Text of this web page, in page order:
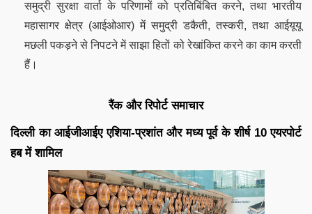
समुद्री सुरक्षा वार्ता के परिणामों को प्रतिबिंबित करने, तथा भारतीय
महासागर क्षेत्र (आईओआर) में समुद्री डकैती, तस्करी, तथा आईयूयू
मछली पकड़ने से निपटने में साझा हितों को रेखांकित करने का काम करती
हैं।
रैंक और रिपोर्ट समाचार
दिल्ली का आईजीआईए एशिया-प्रशांत और मध्य पूर्व के शीर्ष 10 एयरपोर्ट
हब में शामिल